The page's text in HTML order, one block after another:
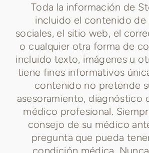
Toda la información de
incluido el contenido de
sociales, el sitio web, el
o cualquier otra forma de
incluido texto, imágenes u
tiene fines informativos
contenido no pretende
asesoramiento, diagnóstico
médico profesional.
consejo de su médico
pregunta que pueda
condición médica.